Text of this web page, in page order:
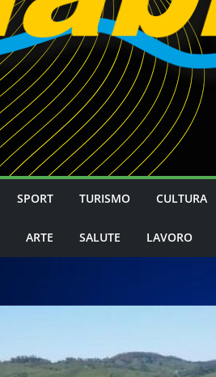
SPORT TURISMO CULTURA
ARTE SALUTE LAVORO